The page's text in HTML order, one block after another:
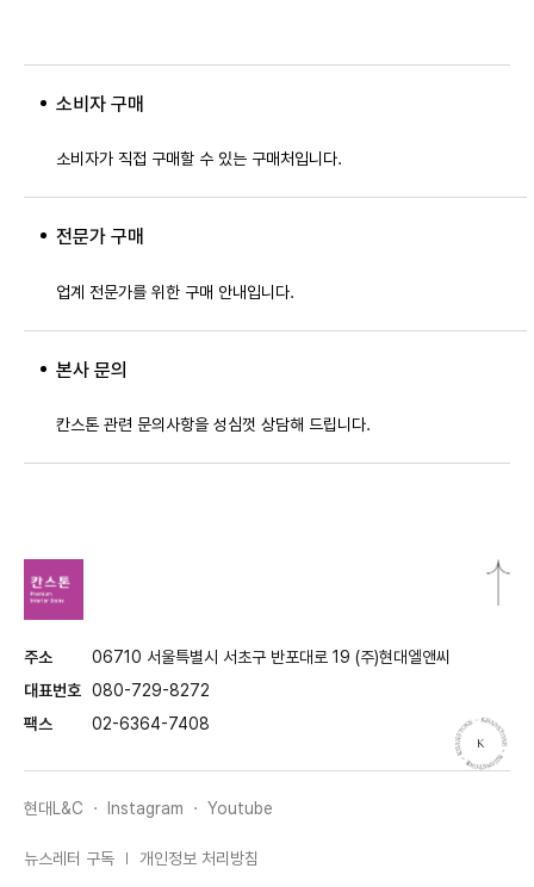
소비자 구매
소비자가 직접 구매할 수 있는 구매처입니다.
전문가 구매
업계 전문가를 위한 구매 안내입니다.
본사 문의
칸스톤 관련 문의사항을 성심껏 상담해 드립니다.
주소
06710 서울특별시 서초구 반포대로 19 (주)현대엘앤씨
대표번호 080-729-8272
팩스
02-6364-7408
뉴스레터 구독 개인정보 처리방침
현대L&C · Instagram · Youtube